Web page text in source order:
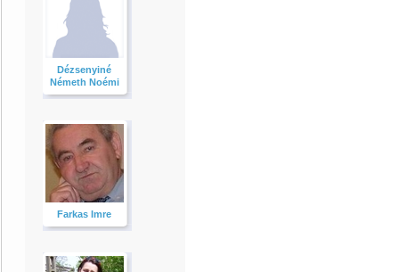
Dézsenyiné
Németh Noémi
Farkas Imre